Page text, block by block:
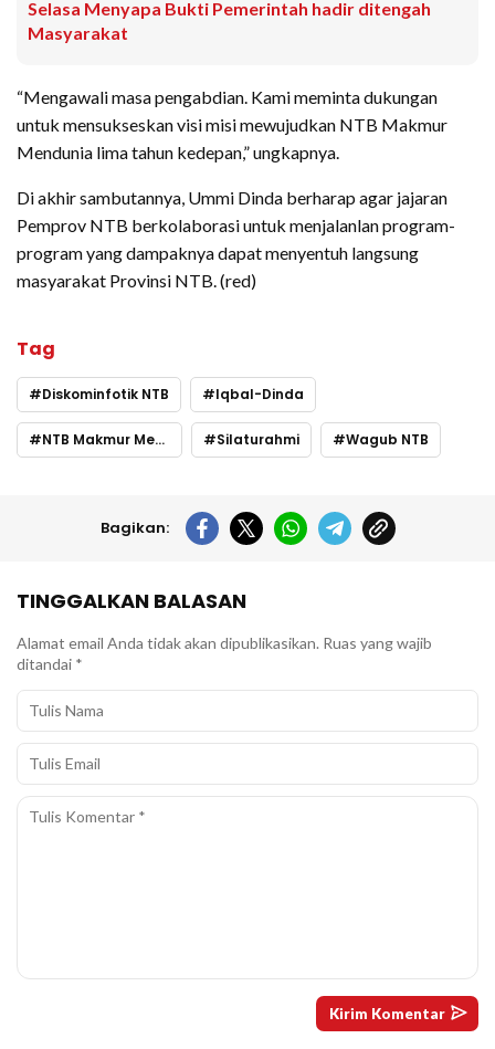
Selasa Menyapa Bukti Pemerintah hadir ditengah
Masyarakat
“Mengawali masa pengabdian. Kami meminta dukungan
untuk mensukseskan visi misi mewujudkan NTB Makmur
Mendunia lima tahun kedepan,” ungkapnya.
Di akhir sambutannya, Ummi Dinda berharap agar jajaran
Pemprov NTB berkolaborasi untuk menjalanlan program-
program yang dampaknya dapat menyentuh langsung
masyarakat Provinsi NTB. (red)
Tag
Diskominfotik NTB Iqbal-Dinda
NTB Makmur Mendunia Silaturahmi Wagub NTB
Bagikan:
TINGGALKAN BALASAN
Alamat email Anda tidak akan dipublikasikan. Ruas yang wajib
ditandai *